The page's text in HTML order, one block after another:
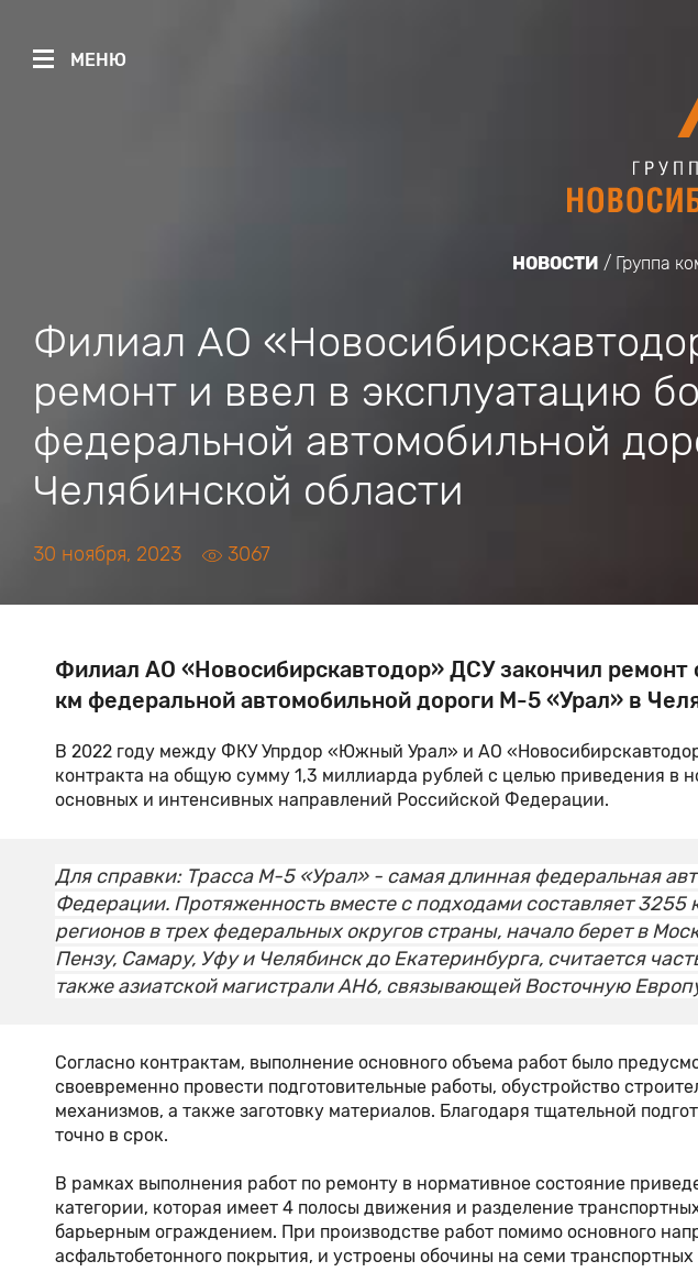
МЕНЮ
НОВОСТИ Группа
Филиал АО
ремонт и ввел в эксплуатацию
федеральной автомобильной
Челябинской области
30 ноября, 2023 3067
Филиал АО «Новосибирскавтодор» ДСУ закончил ремонт
км федеральной автомобильной дороги М-5 «Урал» в
В 2022 году между ФКУ Упрдор «Южный Урал» и АО
контракта на общую сумму 1,3 миллиарда рублей с целью приведения в
основных и интенсивных направлений Российской Федерации.
Для справки: Трасса М-5 «Урал» - самая длинная федеральная
Федерации. Протяженность вместе с подходами составляет 3255
регионов в трех федеральных округов страны, начало берет в
Пензу, Самару, Уфу и Челябинск до Екатеринбурга, считается
также азиатской магистрали АН6, связывающей Восточную
Согласно контрактам, выполнение основного объема работ было
своевременно провести подготовительные работы, обустройство
механизмов, а также заготовку материалов. Благодаря тщательной
точно в срок.
В рамках выполнения работ по ремонту в нормативное состояние
категории, которая имеет 4 полосы движения и разделение
барьерным ограждением. При производстве работ помимо основного
асфальтобетонного покрытия, и устроены обочины на семи